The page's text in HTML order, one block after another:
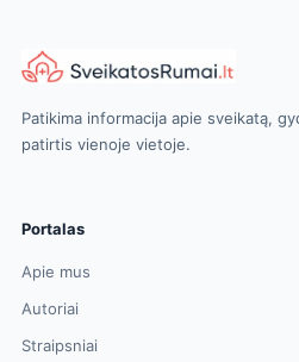
Patikima informacija apie sveikatą,
patirtis vienoje vietoje.
Portalas
Apie mus
Autoriai
Straipsniai